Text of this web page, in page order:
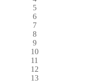
5
6
7
8
9
10
11
12
13